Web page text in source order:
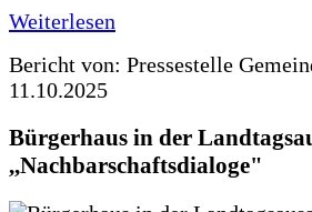
Weiterlesen
Bericht von: Pressestelle
11.10.2025
Bürgerhaus in der
,,Nachbarschaftsdialoge"